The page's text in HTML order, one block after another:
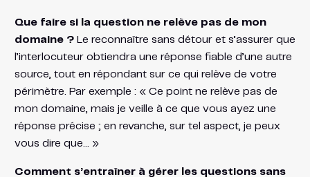
Que faire si la question ne relève pas de mon
domaine ?Le reconnaître sans détour et s’assurer que
l’interlocuteur obtiendra une réponse fiable d’une autre
source, tout en répondant sur ce qui relève de votre
périmètre. Par exemple : « Ce point ne relève pas de
mon domaine, mais je veille à ce que vous ayez une
réponse précise ; en revanche, sur tel aspect, je peux
vous dire que… »
Comment s’entraîner à gérer les questions sans